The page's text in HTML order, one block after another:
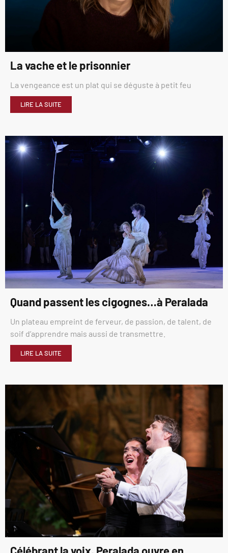
La vache et le prisonnier
La vengeance est un plat qui se déguste à petit feu
LIRE LA SUITE
Quand passent les cigognes…à Peralada
Un plateau empreint de ferveur, de passion, de talent, de
soif d’apprendre mais aussi de transmettre.
LIRE LA SUITE